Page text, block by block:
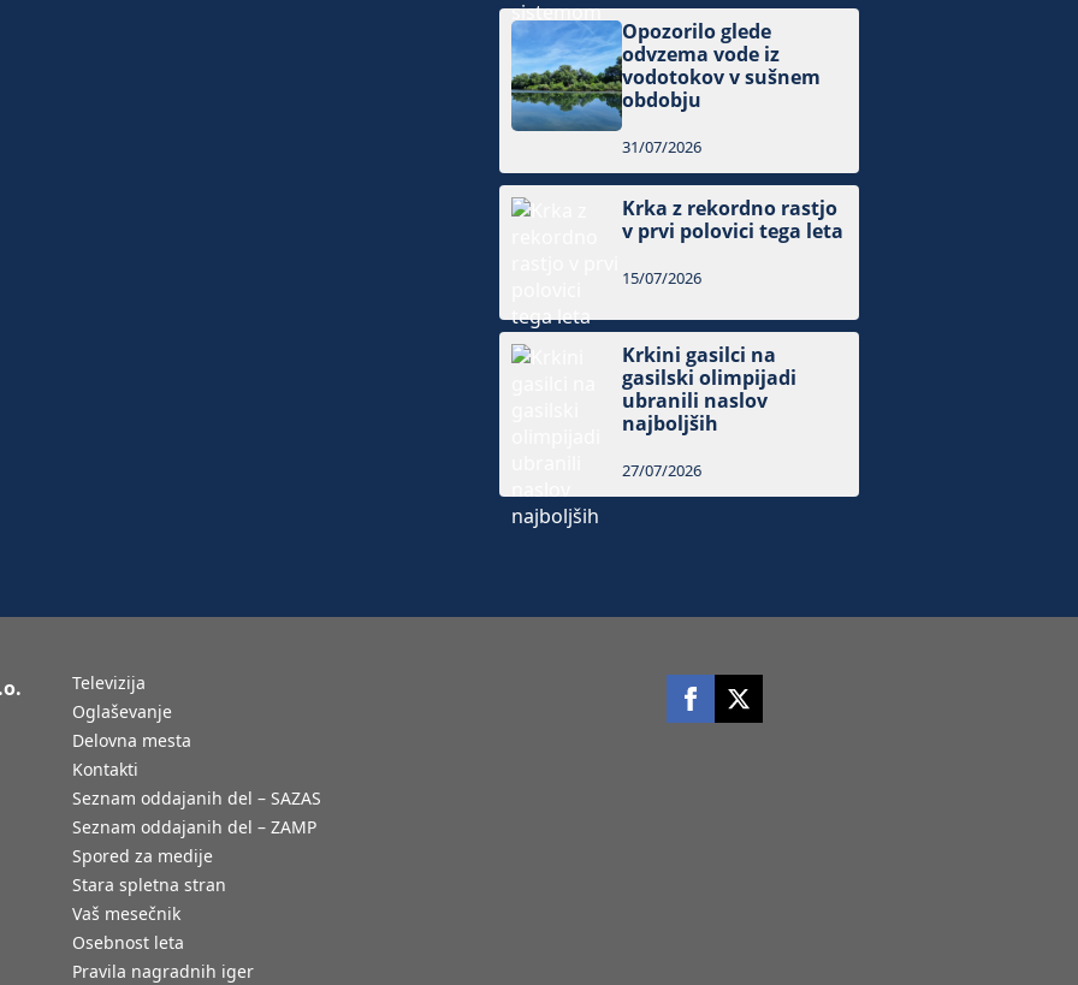
Opozorilo glede
odvzema vode iz
vodotokov v sušnem
obdobju
31/07/2026
Krka z rekordno rastjo
v prvi polovici tega leta
15/07/2026
Krkini gasilci na
gasilski olimpijadi
ubranili naslov
najboljših
27/07/2026
Televizija
Oglaševanje
Delovna mesta
Kontakti
Seznam oddajanih del – SAZAS
Seznam oddajanih del – ZAMP
Spored za medije
Stara spletna stran
Vaš mesečnik
Osebnost leta
Pravila nagradnih iger